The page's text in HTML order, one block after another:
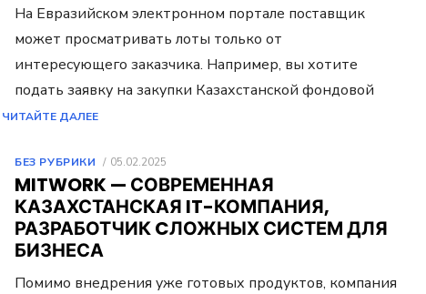
На Евразийском электронном портале поставщик
может просматривать лоты только от
интересующего заказчика. Например, вы хотите
подать заявку на закупки Казахстанской фондовой
ЧИТАЙТЕ ДАЛЕЕ
БЕЗ РУБРИКИ ОПУБЛИКОВАНО
05.02.2025
MITWORK — СОВРЕМЕННАЯ
КАЗАХСТАНСКАЯ IT-КОМПАНИЯ,
РАЗРАБОТЧИК CЛОЖНЫХ СИСТЕМ ДЛЯ
БИЗНЕСА
Помимо внедрения уже готовых продуктов, компания